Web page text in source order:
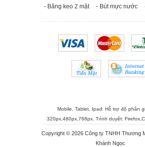
- Băng keo 2 mặt
- Bút mực nước
Mobile, Tablet, Ipad: Hỗ trợ độ phân
320px,480px,768px. Trình duyệt: Firefox
Copyright © 2026 Công ty TNHH Thương
Khánh Ngọc